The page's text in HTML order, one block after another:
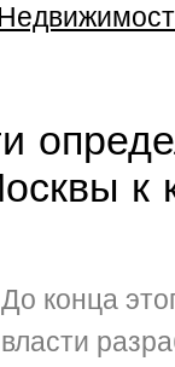
к
До конца
власти